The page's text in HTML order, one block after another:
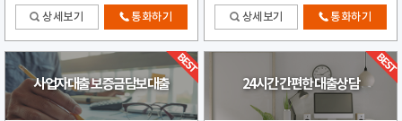
상세보기 통화하기 상세보기 통화하기
사업자대출 보증금담보대출 24시간 간편한 대출상담